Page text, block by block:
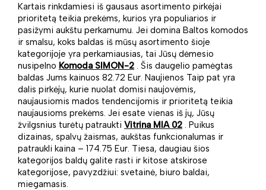
Kartais rinkdamiesi iš gausaus asortimento pirkėjai
prioritetą teikia prekėms, kurios yra populiarios ir
pasižymi aukštu perkamumu. Jei domina Baltos komodos
ir smalsu, koks baldas iš mūsų asortimento šioje
kategorijoje yra perkamiausias, tai Jūsų dėmesio
nusipelno Komoda SIMON-2 . Šis daugelio pamėgtas
baldas Jums kainuos 82.72 Eur. Naujienos Taip pat yra
dalis pirkėjų, kurie nuolat domisi naujovėmis,
naujausiomis mados tendencijomis ir prioritetą teikia
naujausioms prekėms. Jei esate vienas iš jų, Jūsų
žvilgsnius turėtų patraukti Vitrina MIA 02 . Puikus
dizainas, spalvų žaismas, aukštas funkcionalumas ir
patraukli kaina – 174.75 Eur. Tiesa, daugiau šios
kategorijos baldų galite rasti ir kitose atskirose
kategorijose, pavyzdžiui: svetainė, biuro baldai,
miegamasis.